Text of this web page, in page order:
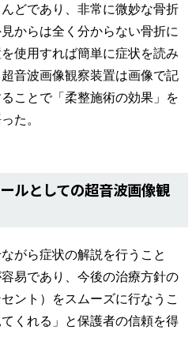
どであり、非常に微妙な骨折
からは全く分からない骨折に
使用すれば簡単に症状を読み
音波画像観察装置は画像で記
ことで「柔整施術の効果」を
た。
ルとしての超音波画像観
がら症状の解説を行うこと
易であり、今後の治療方針の
ント）をスムーズに行なうこ
くれる」と保護者の信頼を得